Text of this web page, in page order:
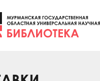
«Гиря и сельдерей»
«Семейный архив»